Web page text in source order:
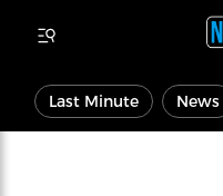
Last Minute News